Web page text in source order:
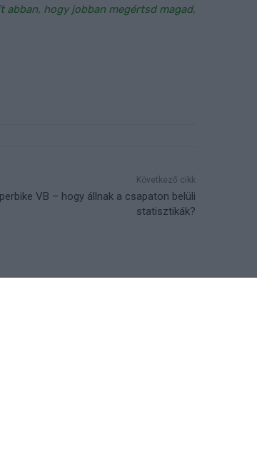
hogy jobban megértsd magad,
Következő cikk
VB – hogy állnak a csapaton belüli
statisztikák?